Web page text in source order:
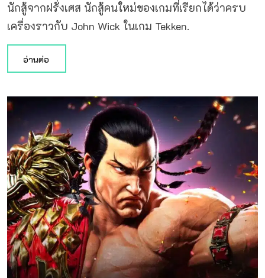
นักสู้จากฝรั่งเศส นักสู้คนใหม่ของเกมที่เรียกได้ว่าครบ
เครื่องราวกับ John Wick ในเกม Tekken.
อ่านต่อ